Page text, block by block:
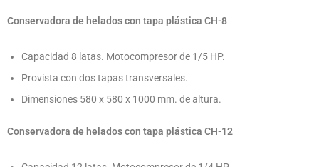
Conservadora de helados con tapa plástica CH-8
Capacidad 8 latas. Motocompresor de 1/5 HP.
Provista con dos tapas transversales.
Dimensiones 580 x 580 x 1000 mm. de altura.
Conservadora de helados con tapa plástica CH-12